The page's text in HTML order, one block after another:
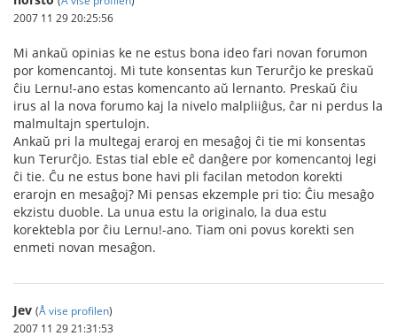
2007 11 29 20:25:56
Mi ankaŭ opinias ke ne estus bona ideo fari novan forumon
por komencantoj. Mi tute konsentas kun Terurĉjo ke preskaŭ
ĉiu Lernu!-ano estas komencanto aŭ lernanto. Preskaŭ ĉiu
irus al la nova forumo kaj la nivelo malpliiĝus, ĉar ni perdus la
malmultajn spertulojn.
Ankaŭ pri la multegaj eraroj en mesaĝoj ĉi tie mi konsentas
kun Terurĉjo. Estas tial eble eĉ danĝere por komencantoj legi
ĉi tie. Ĉu ne estus bone havi pli facilan metodon korekti
erarojn en mesaĝoj? Mi pensas ekzemple pri tio: Ĉiu mesaĝo
ekzistu duoble. La unua estu la originalo, la dua estu
korektebla por ĉiu Lernu!-ano. Tiam oni povus korekti sen
enmeti novan mesaĝon.
Jev (Å vise profilen)
2007 11 29 21:31:53